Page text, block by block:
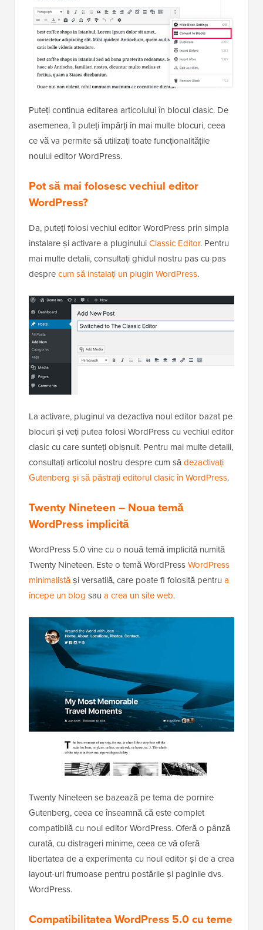
Puteți continua editarea articolului în blocul clasic. De
asemenea, îl puteți împărți în mai multe blocuri, ceea
ce vă va permite să utilizați toate funcționalitățile
noului editor WordPress.
Pot să mai folosesc vechiul editor
WordPress?
Da, puteți folosi vechiul editor WordPress prin simpla
instalare și activare a pluginuluiClassic Editor. Pentru
mai multe detalii, consultați ghidul nostru pas cu pas
desprecum să instalați un plugin WordPress.
La activare, pluginul va dezactiva noul editor bazat pe
blocuri și veți putea folosi WordPress cu vechiul editor
clasic cu care sunteți obișnuit. Pentru mai multe detalii,
consultați articolul nostru despre cum sădezactivați
Gutenberg și să păstrați editorul clasic în WordPress.
Twenty Nineteen – Noua temă
WordPress implicită
WordPress 5.0 vine cu o nouă temă implicită numită
Twenty Nineteen. Este o temă WordPressWordPress
minimalistăși versatilă, care poate fi folosită pentru a
începe un blog sau a crea un site web.
Twenty Nineteen se bazează pe tema de pornire
Gutenberg, ceea ce înseamnă că este complet
compatibilă cu noul editor WordPress. Oferă o pânză
curată, cu distrageri minime, ceea ce vă oferă
libertatea de a experimenta cu noul editor și de a crea
layout-uri frumoase pentru postările și paginile dvs.
WordPress.
Compatibilitatea WordPress 5.0 cu teme